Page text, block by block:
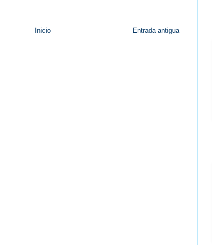
Entrada antigua
Inicio